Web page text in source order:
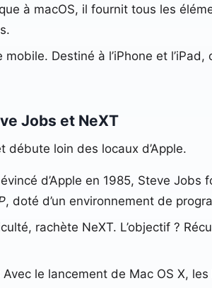
à macOS, il fournit tous les
mobile. Destiné à l’iPhone et
Jobs et NeXT
débute loin des locaux d’Apple.
d’Apple en 1985, Steve Jobs
, doté d’un environnement de
rachète NeXT. L’objectif ?
Avec le lancement de Mac OS X,